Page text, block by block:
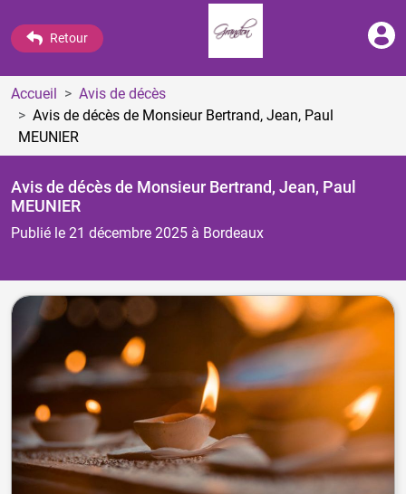
Retour
Accueil
Avis de décès
Avis de décès de Monsieur Bertrand, Jean, Paul
MEUNIER
Avis de décès de Monsieur Bertrand, Jean, Paul
MEUNIER
Publié le 21 décembre 2025 à Bordeaux